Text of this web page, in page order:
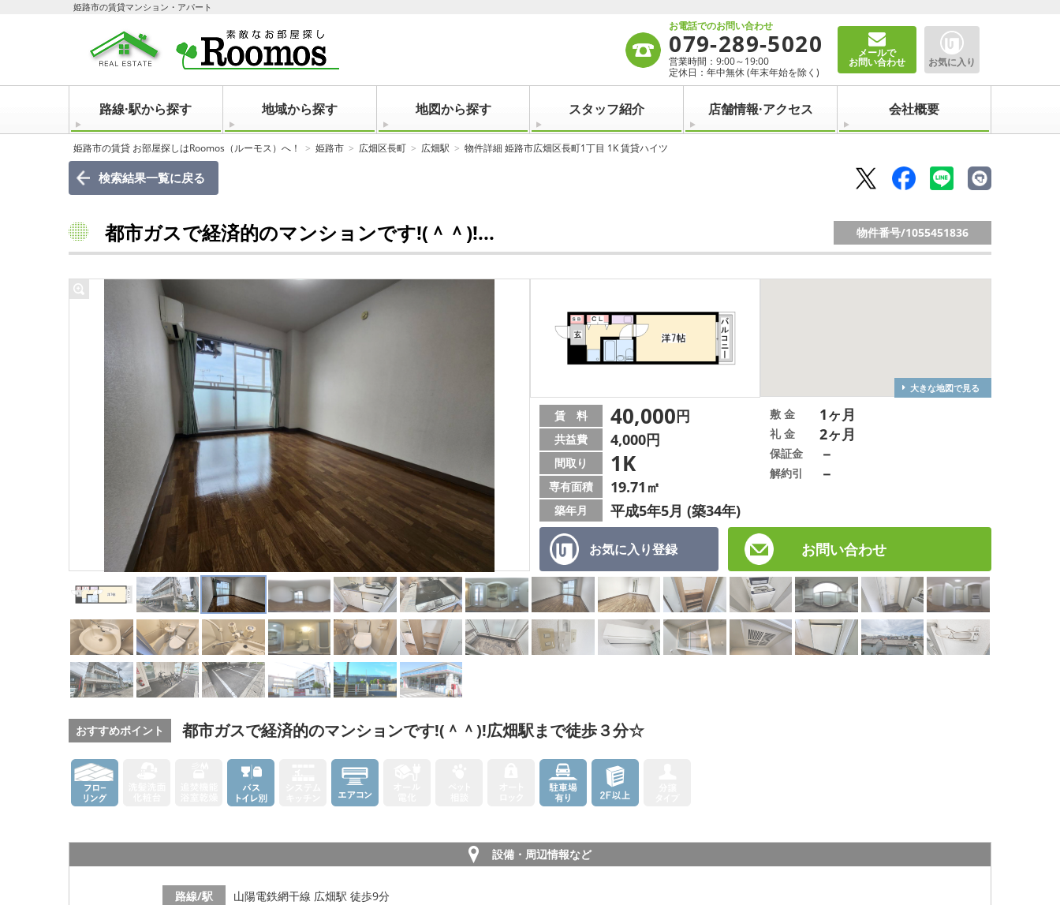
姫路市の賃貸マンション・アパート
お電話でのお問い合わせ
079-289-5020
営業時間：9:00～19:00
定休日：年中無休 (年末年始を除く)
メールで
お問い合わせ お気に入り
路線·駅から探す 地域から探す 地図から探す スタッフ紹介 店舗情報·アクセス 会社概要
姫路市の賃貸 お部屋探しはRoomos（ルーモス）へ！ 姫路市 広畑区長町 広畑駅 物件詳細 姫路市広畑区長町1丁目 1K 賃貸ハイツ
検索結果一覧に戻る
都市ガスで経済的のマンションです!(＾＾)!... 物件番号/1055451836
大きな地図で見る
お気に入り登録 お問い合わせ
賃 料 40,000円
共益費 4,000円
間取り 1K
専有面積 19.71㎡
築年月 平成5年5月 (築34年)
敷 金 1ヶ月
礼 金 2ヶ月
保証金 －
解約引 －
おすすめポイント 都市ガスで経済的のマンションです!(＾＾)!広畑駅まで徒歩３分☆
設備・周辺情報など
路線/駅
山陽電鉄網干線 広畑駅 徒歩9分